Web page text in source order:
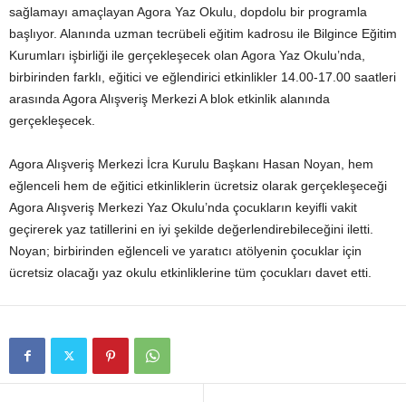
sağlamayı amaçlayan Agora Yaz Okulu, dopdolu bir programla
başlıyor. Alanında uzman tecrübeli eğitim kadrosu ile Bilgince Eğitim
Kurumları işbirliği ile gerçekleşecek olan Agora Yaz Okulu’nda,
birbirinden farklı, eğitici ve eğlendirici etkinlikler 14.00-17.00 saatleri
arasında Agora Alışveriş Merkezi A blok etkinlik alanında
gerçekleşecek.
Agora Alışveriş Merkezi İcra Kurulu Başkanı Hasan Noyan, hem
eğlenceli hem de eğitici etkinliklerin ücretsiz olarak gerçekleşeceği
Agora Alışveriş Merkezi Yaz Okulu’nda çocukların keyifli vakit
geçirerek yaz tatillerini en iyi şekilde değerlendirebileceğini iletti.
Noyan; birbirinden eğlenceli ve yaratıcı atölyenin çocuklar için
ücretsiz olacağı yaz okulu etkinliklerine tüm çocukları davet etti.